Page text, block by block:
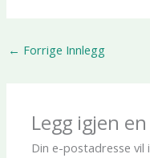
← Forrige Innlegg
Legg igjen
Din e-postadresse vil